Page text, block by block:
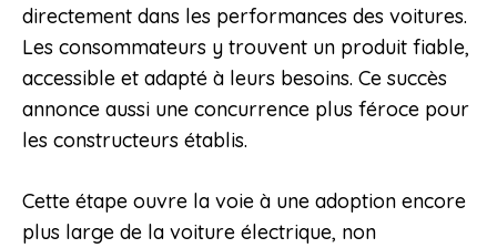
directement dans les performances des voitures.
Les consommateurs y trouvent un produit fiable,
accessible et adapté à leurs besoins. Ce succès
annonce aussi une concurrence plus féroce pour
les constructeurs établis.
Cette étape ouvre la voie à une adoption encore
plus large de la voiture électrique, non